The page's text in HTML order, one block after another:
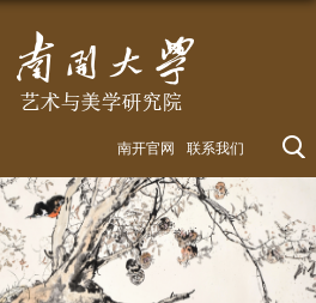
南开官网 联系我们